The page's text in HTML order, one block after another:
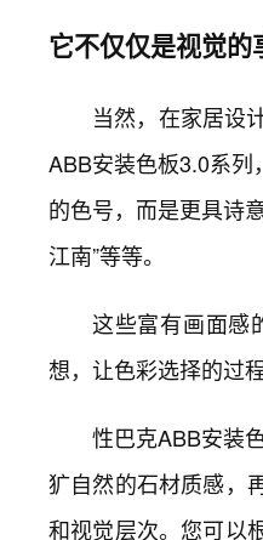
它不仅仅是视觉的
当然，在家居设
ABB安装色板3.0系
的色号，而是更具诗
江南”等等。
这些富有画面感
想，让色彩选择的过
性巴克ABB安装
犷自然的石材质感，
和视觉层次。您可以